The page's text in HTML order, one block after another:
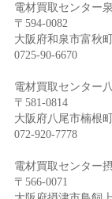
電材買取センター
〒594-0082
大阪府和泉市富秋
0725-90-6670
電材買取センター
〒581-0814
大阪府八尾市楠根
072-920-7778
電材買取センター
〒566-0071